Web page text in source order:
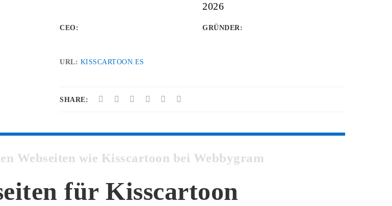
2026
CEO: GRÜNDER:
URL: KISSCARTOON.ES
SHARE:
Webseiten wie Kisscartoon bei Webbygram
für Kisscartoon